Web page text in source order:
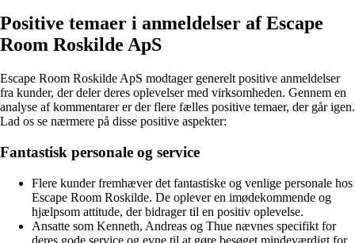
Positive temaer i anmeldelser af Escape
Room Roskilde ApS
Escape Room Roskilde ApS modtager generelt positive anmeldelser
fra kunder, der deler deres oplevelser med virksomheden. Gennem en
analyse af kommentarer er der flere fælles positive temaer, der går igen.
Lad os se nærmere på disse positive aspekter:
Fantastisk personale og service
Flere kunder fremhæver det fantastiske og venlige personale hos
Escape Room Roskilde. De oplever en imødekommende og
hjælpsom attitude, der bidrager til en positiv oplevelse.
Ansatte som Kenneth, Andreas og Thue nævnes specifikt for
deres gode service og evne til at gøre besøget mindeværdigt for